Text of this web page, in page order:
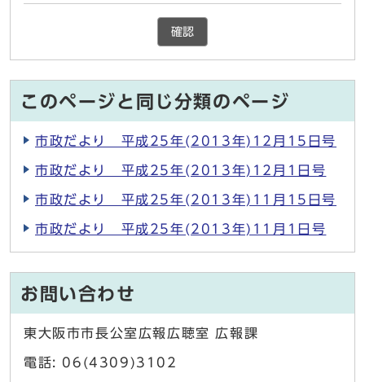
確認
このページと同じ分類のページ
市政だより 平成25年(2013年)12月15日号
市政だより 平成25年(2013年)12月1日号
市政だより 平成25年(2013年)11月15日号
市政だより 平成25年(2013年)11月1日号
お問い合わせ
東大阪市市長公室広報広聴室 広報課
電話: 06(4309)3102